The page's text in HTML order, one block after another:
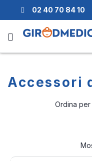
02 40 70 84 10
Accessori
Ordina per